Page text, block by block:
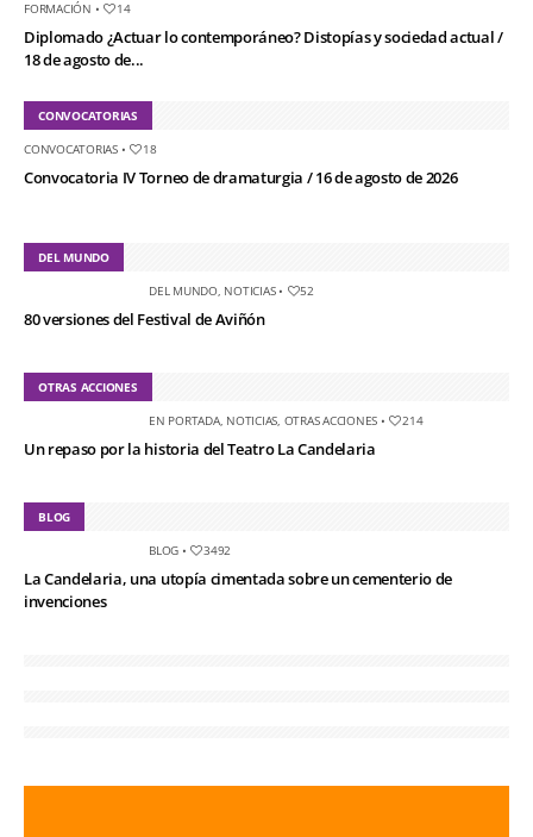
FORMACIÓN • 14
Diplomado ¿Actuar lo contemporáneo? Distopías y sociedad actual /
18 de agosto de...
CONVOCATORIAS
CONVOCATORIAS• 18
Convocatoria IV Torneo de dramaturgia / 16 de agosto de 2026
DEL MUNDO
DEL MUNDO, NOTICIAS• 52
80 versiones del Festival de Aviñón
OTRAS ACCIONES
EN PORTADA, NOTICIAS OTRAS ACCIONES • 214
Un repaso por la historia del Teatro La Candelaria
BLOG
BLOG • 3492
La Candelaria, una utopía cimentada sobre un cementerio de
invenciones